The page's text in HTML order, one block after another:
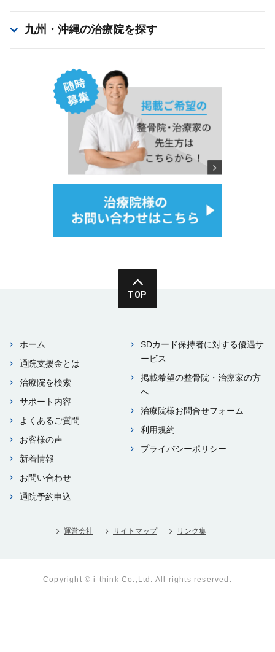
九州・沖縄の治療院を探す
TOP
ホーム
通院⽀援⾦とは
治療院を検索
サポート内容
よくあるご質問
お客様の声
新着情報
お問い合わせ
通院予約申込
SDカード保持者に対する優遇サ
ービス
掲載希望の整⾻院・治療家の⽅
へ
治療院様お問合せフォーム
利⽤規約
プライバシーポリシー
運営会社 サイトマップ リンク集
Copyright © i-think Co.,Ltd. All rights reserved.